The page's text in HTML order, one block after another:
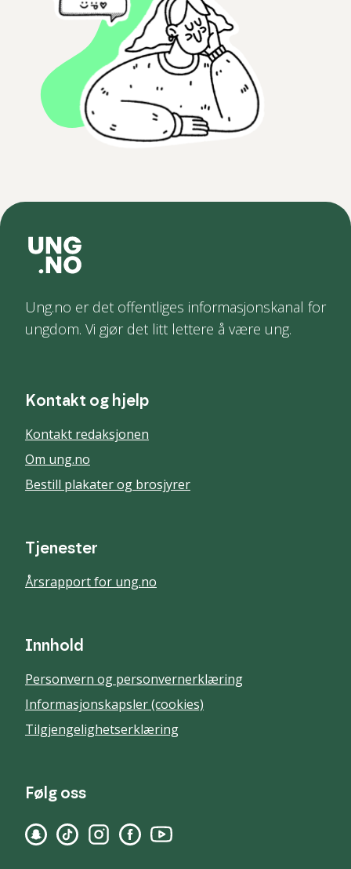
Ung.no er det offentliges informasjonskanal for
ungdom. Vi gjør det litt lettere å være ung.
Kontakt og hjelp
Kontakt redaksjonen
Om ung.no
Bestill plakater og brosjyrer
Tjenester
Årsrapport for ung.no
Innhold
Personvern og personvernerklæring
Informasjonskapsler (cookies)
Tilgjengelighetserklæring
Følg oss